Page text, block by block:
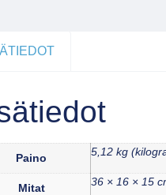
Paino 5,12 kg
Mitat 36 × 16 × 15